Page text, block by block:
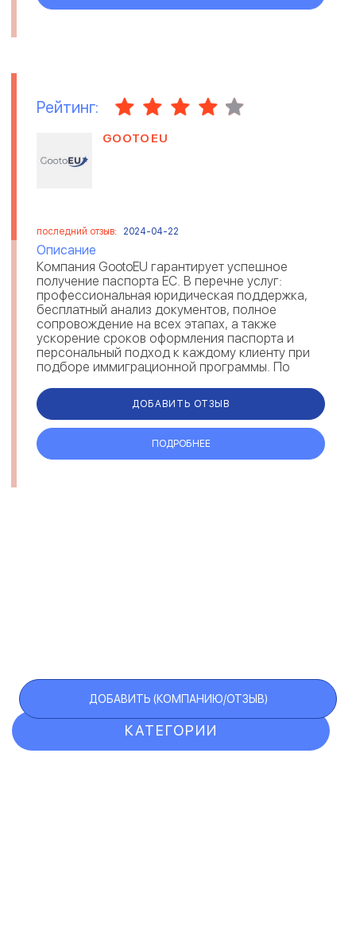
Рейтинг:
GOOTOEU
последний отзыв: 2024-04-22
Описание
Компания GootoEU гарантирует успешное
получение паспорта ЕС. В перечне услуг:
профессиональная юридическая поддержка,
бесплатный анализ документов, полное
сопровождение на всех этапах, а также
ускорение сроков оформления паспорта и
персональный подход к каждому клиенту при
подборе иммиграционной программы. По
получения румы...
ДОБАВИТЬ ОТЗЫВ
ПОДРОБНЕЕ
КАТЕГОРИИ
ДОБАВИТЬ (КОМПАНИЮ/ОТЗЫВ)